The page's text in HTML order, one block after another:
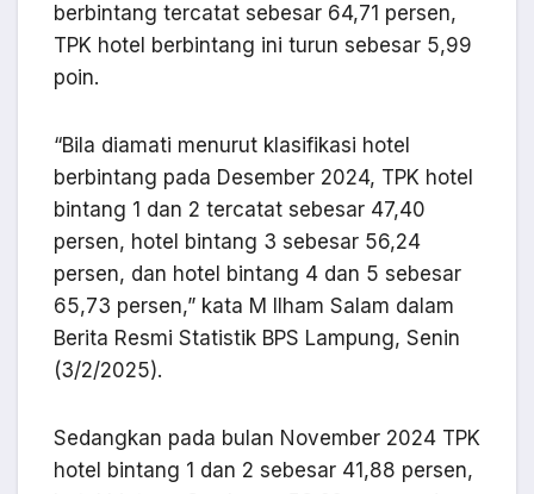
berbintang tercatat sebesar 64,71 persen,
TPK hotel berbintang ini turun sebesar 5,99
poin.
“Bila diamati menurut klasifikasi hotel
berbintang pada Desember 2024, TPK hotel
bintang 1 dan 2 tercatat sebesar 47,40
persen, hotel bintang 3 sebesar 56,24
persen, dan hotel bintang 4 dan 5 sebesar
65,73 persen,” kata M Ilham Salam dalam
Berita Resmi Statistik BPS Lampung, Senin
(3/2/2025).
Sedangkan pada bulan November 2024 TPK
hotel bintang 1 dan 2 sebesar 41,88 persen,